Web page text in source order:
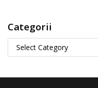
Categorii